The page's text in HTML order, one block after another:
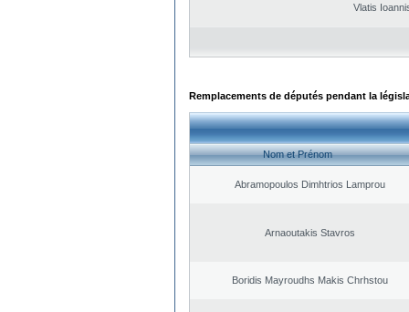
Vlatis
Remplacements de députés pendant la
Nom et Prénom
Abramopoulos Dimhtrios Lamprou
Arnaoutakis Stavros
Boridis Mayroudhs Makis Chrhstou